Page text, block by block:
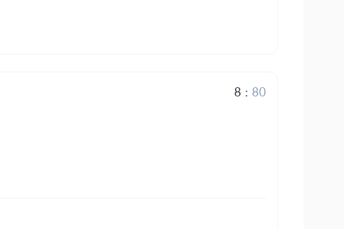
8 : 80